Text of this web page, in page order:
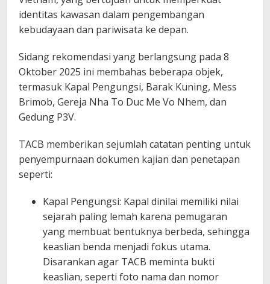
identitas kawasan dalam pengembangan
kebudayaan dan pariwisata ke depan.
Sidang rekomendasi yang berlangsung pada 8
Oktober 2025 ini membahas beberapa objek,
termasuk Kapal Pengungsi, Barak Kuning, Mess
Brimob, Gereja Nha To Duc Me Vo Nhem, dan
Gedung P3V.
TACB memberikan sejumlah catatan penting untuk
penyempurnaan dokumen kajian dan penetapan
seperti:
​Kapal Pengungsi: Kapal dinilai memiliki nilai
sejarah paling lemah karena pemugaran
yang membuat bentuknya berbeda, sehingga
keaslian benda menjadi fokus utama.
Disarankan agar TACB meminta bukti
keaslian, seperti foto nama dan nomor